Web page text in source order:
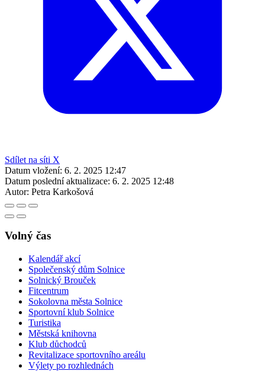
Sdílet na síti X
Datum vložení: 6. 2. 2025 12:47
Datum poslední aktualizace: 6. 2. 2025 12:48
Autor: Petra Karkošová
Volný čas
Kalendář akcí
Společenský dům Solnice
Solnický Brouček
Fitcentrum
Sokolovna města Solnice
Sportovní klub Solnice
Turistika
Městská knihovna
Klub důchodců
Revitalizace sportovního areálu
Výlety po rozhlednách